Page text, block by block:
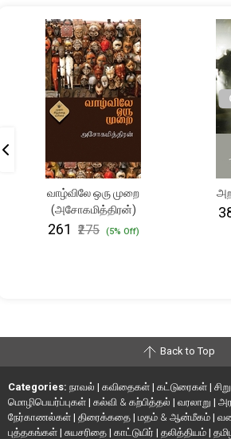
வாழ்விலே ஒரு முறை
(அசோகமித்திரன்)
₹261 ₹275 (5% Off)
Back to Top
Categories: நாவல் | கவிதைகள் | கட்டுரைகள் |
மொழிபெயர்ப்புகள் | கல்வி & கற்பித்தல் | வரலாறு |
நேர்காணல்கள் | திரைக்கதை | மதம் & ஆன்மீகம் |
புத்தகங்கள் | சுயசரிதை | காட்டுயிர் | தலித்தியம் |